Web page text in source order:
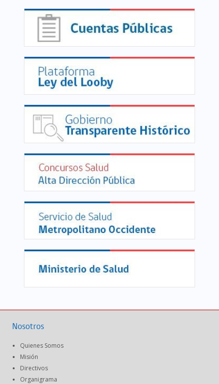
Nosotros
Quienes Somos
Misión
Directivos
Organigrama